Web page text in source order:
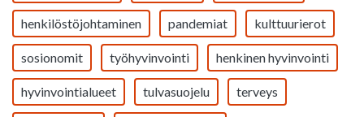
henkilöstöjohtaminen pandemiat kulttuurierot
sosionomit työhyvinvointi henkinen hyvinvointi
hyvinvointialueet tulvasuojelu terveys